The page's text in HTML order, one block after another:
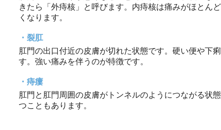
きたら「外痔核」と呼びます。内痔核は痛みがほとん
くなります。
裂肛
肛門の出口付近の皮膚が切れた状態です。硬い便や下
す。強い痛みを伴うのが特徴です。
痔瘻
肛門と肛門周囲の皮膚がトンネルのようにつながる状
つこともあります。